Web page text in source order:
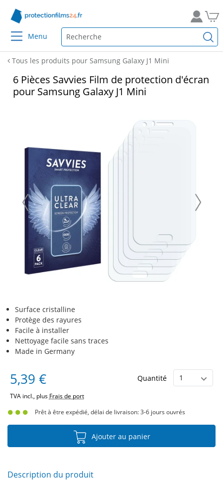
Menu
Tous les produits pour Samsung Galaxy J1 Mini
6 Pièces Savvies Film de protection d'écran
pour Samsung Galaxy J1 Mini
Surface cristalline
Protège des rayures
Facile à installer
Nettoyage facile sans traces
Made in Germany
5,39 € Quantité
TVA incl., plus Frais de port
Prêt à être expédié, délai de livraison: 3-6 jours ouvrés
Ajouter au panier
Description du produit